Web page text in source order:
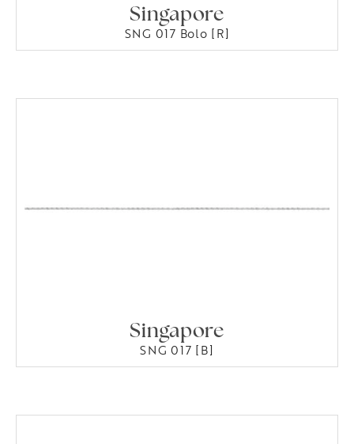
Singapore
SNG 017 Bolo [R]
Singapore
SNG 017 [B]